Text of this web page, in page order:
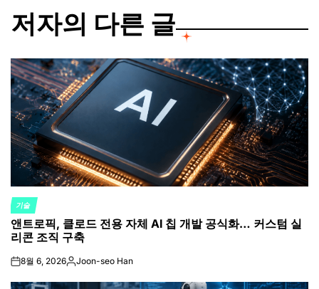
저자의 다른 글
POSTED
IN
기술
앤트로픽, 클로드 전용 자체 AI 칩 개발 공식화… 커스텀 실
리콘 조직 구축
on8월 6, 2026Posted
Joon-seo Han